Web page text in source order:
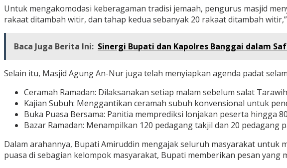
Untuk mengakomodasi keberagaman tradisi jemaah, pengurus masjid
rakaat ditambah witir, dan tahap kedua sebanyak 20 rakaat ditambah witir,”
Baca Juga Berita Ini: Sinergi Bupati dan Kapolres Banggai dalam
Selain itu, Masjid Agung An-Nur juga telah menyiapkan agenda padat
Ceramah Ramadan: Dilaksanakan setiap malam sebelum salat
Kajian Subuh: Menggantikan ceramah subuh konvensional untuk
Buka Puasa Bersama: Panitia memprediksi lonjakan peserta hingga
Bazar Ramadan: Menampilkan 120 pedagang takjil dan 20
Dalam arahannya, Bupati Amiruddin mengajak seluruh masyarakat
puasa di sebagian kelompok masyarakat, Bupati memberikan pesan yang